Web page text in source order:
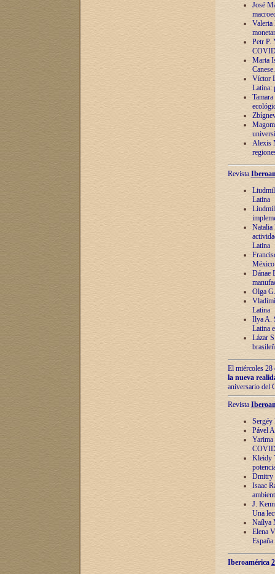
José
Valeria
Petr P.
Marta
Víctor
Latina:
Alexis
Revista
Latina
Natalia
Latina
México
Dánae
Olga
Latina
Ilya A.
Latina
Lázar
El miércoles 28
la nueva
aniversario del
Revista
Sergéy
Pável
Yarima
Kleidy
Dmitry
Isaac
J.
Una
Naílya
Elena
España
Iberoamérica